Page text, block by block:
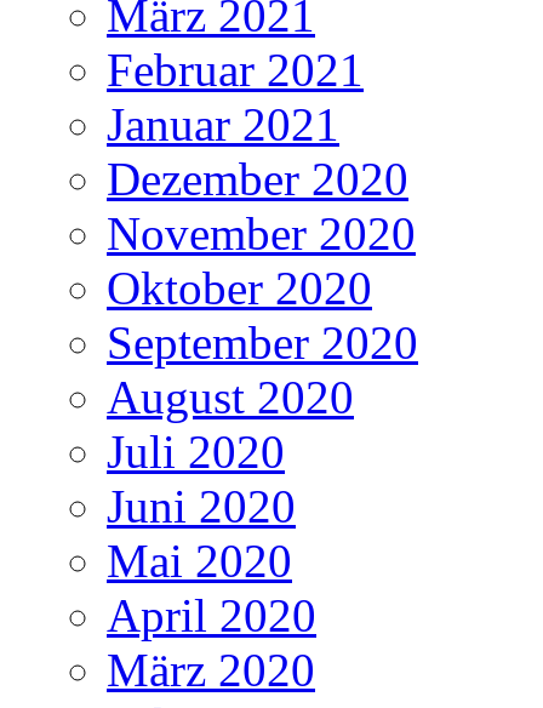
März 2021
Februar 2021
Januar 2021
Dezember 2020
November 2020
Oktober 2020
September 2020
August 2020
Juli 2020
Juni 2020
Mai 2020
April 2020
März 2020